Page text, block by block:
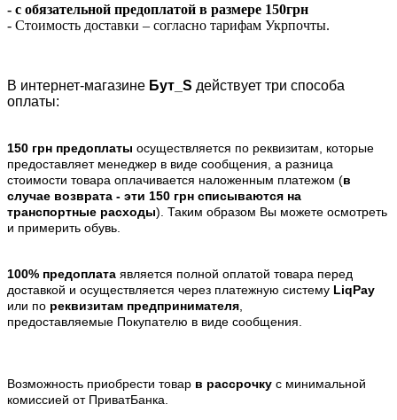
- с обязательной предоплатой в размере 150грн
- Стоимость доставки – согласно тарифам Укрпочты.
В интернет-магазине Бут_S действует три способа
оплаты:
150 грн предоплаты осуществляется по реквизитам, которые
предоставляет менеджер в виде сообщения, а разница
стоимости товара оплачивается наложенным платежом (в
случае возврата - эти 150 грн списываются на
транспортные расходы). Таким образом Вы можете осмотреть
и примерить обувь.
100% предоплата является полной оплатой товара перед
доставкой и осуществляется через платежную систему LiqPay
или по реквизитам предпринимателя
предоставляемые Покупателю в виде сообщения.
Возможность приобрести товар в рассрочку с минимальной
комиссией от ПриватБанка.